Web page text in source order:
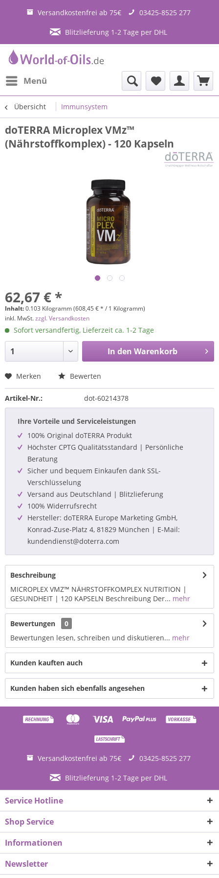
Versandkostenfrei ab 75€ 03425-8525 277
Blitzlieferung 1-2 Tage per DHL
Menü
Übersicht Immunsystem
doTERRA Microplex VMz™
(Nährstoffkomplex) - 120 Kapseln
62,67 € *
Inhalt:0.103 Kilogramm (608,45 € * / 1 Kilogramm)
inkl. MwSt.zzgl. Versandkosten
Sofort versandfertig, Lieferzeit ca. 1-2 Tage
In den Warenkorb
Merken Bewerten
Artikel-Nr.: dot-60214378
Ihre Vorteile und Serviceleistungen
100% Original doTERRA Produkt
Höchster CPTG Qualitätsstandard | Persönliche
Beratung
Sicher und bequem Einkaufen dank SSL-
Verschlüsselung
Versand aus Deutschland | Blitzlieferung
100% Widerrufsrecht
Hersteller: doTERRA Europe Marketing GmbH,
Konrad-Zuse-Platz 4, 81829 München | E-Mail:
kundendienst@doterra.com
Beschreibung
MICROPLEX VMZ™ NÄHRSTOFFKOMPLEX NUTRITION |
GESUNDHEIT | 120 KAPSELN Beschreibung Der... mehr
Bewertungen
0
Bewertungen lesen, schreiben und diskutieren... mehr
Kunden kauften auch
Kunden haben sich ebenfalls angesehen
Versandkostenfrei ab 75€ 03425-8525 277
Blitzlieferung 1-2 Tage per DHL
Service Hotline
Shop Service
Informationen
Newsletter